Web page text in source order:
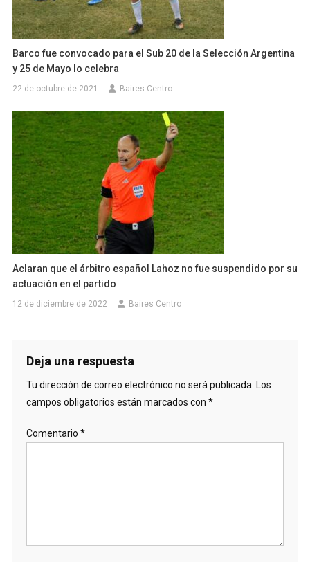
Barco fue convocado para el Sub 20 de la Selección Argentina
y 25 de Mayo lo celebra
22 de octubre de 2021 Baires Centro
Aclaran que el árbitro español Lahoz no fue suspendido por su
actuación en el partido
12 de diciembre de 2022 Baires Centro
Deja una respuesta
Tu dirección de correo electrónico no será publicada. Los
campos obligatorios están marcados con *
Comentario *